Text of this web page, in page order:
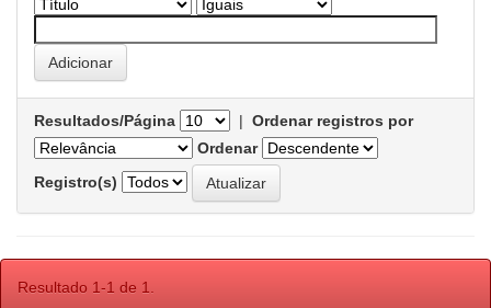
Resultados/Página | Ordenar registros por
Ordenar
Registro(s)
Resultado 1-1 de 1.